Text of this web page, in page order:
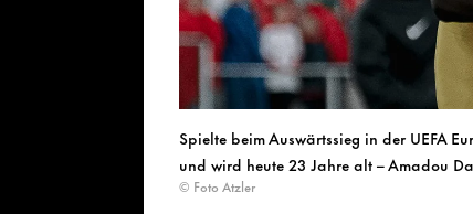
Spielte beim Auswärtssieg in der UEFA
und wird heute 23 Jahre alt – Amadou
© Foto Atzler